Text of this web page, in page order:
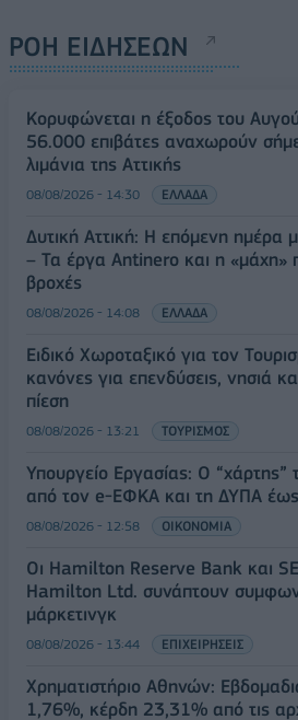
ΡΟΗ ΕΙΔΗΣΕΩΝ
Κορυφώνεται η έξοδος του
56.000 επιβάτες αναχωρούν
λιμάνια της Αττικής
08/08/2026 - 14:30 ΕΛΛΑΔΑ
Δυτική Αττική: Η επόμενη ημέρα
– Τα έργα Antinero και η «μάχη»
βροχές
08/08/2026 - 14:08 ΕΛΛΑΔΑ
Ειδικό Χωροταξικό για τον
κανόνες για επενδύσεις, νησιά
πίεση
08/08/2026 - 13:21 ΤΟΥΡΙΣΜΟΣ
Υπουργείο Εργασίας: Ο
από τον e-ΕΦΚΑ και τη ΔΥΠΑ έως
08/08/2026 - 12:58 ΟΙΚΟΝΟΜΙΑ
Οι Hamilton Reserve Bank και
Hamilton Ltd. συνάπτουν
μάρκετινγκ
08/08/2026 - 13:44 ΕΠΙΧΕΙΡΗΣΕΙΣ
Χρηματιστήριο Αθηνών:
1,76%, κέρδη 23,31% από τις